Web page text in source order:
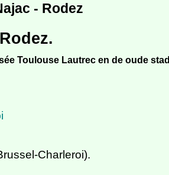
- Rodez
Toulouse Lautrec en de oude stad
Charleroi).